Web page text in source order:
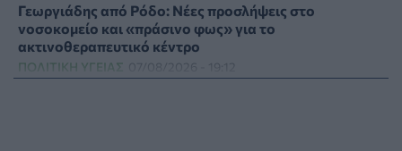
Γεωργιάδης από Ρόδο: Νέες προσλήψεις στο
νοσοκομείο και «πράσινο φως» για το
ακτινοθεραπευτικό κέντρο
ΠΟΛΙΤΙΚΉ ΥΓΕΊΑΣ 07/08/2026 - 19:12